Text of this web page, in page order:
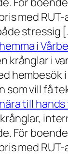
med
stressig
i
krånglar i
som vill få
till
För
med